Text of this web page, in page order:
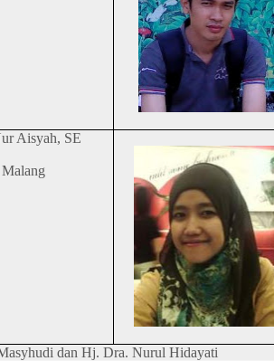
Aisyah, SE
dan Hj. Dra. Nurul Hidayati